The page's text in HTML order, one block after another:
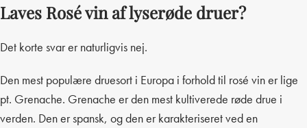
Laves Rosé vin af lyserøde druer?
Det korte svar er naturligvis nej.
Den mest populære druesort i Europa i forhold til rosé vin er lige
pt. Grenache. Grenache er den mest kultiverede røde drue i
verden. Den er spansk, og den er karakteriseret ved en